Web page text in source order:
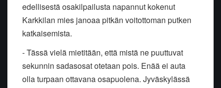
edellisestä osakilpailusta napannut kokenut
Karkkilan mies janoaa pitkän voitottoman putken
katkaisemista.
- Tässä vielä mietitään, että mistä ne puuttuvat
sekunnin sadasosat otetaan pois. Enää ei auta
olla turpaan ottavana osapuolena. Jyväskylässä